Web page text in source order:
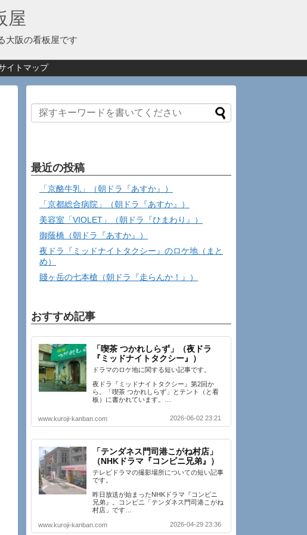
屋
大阪の看板屋です
イトマップ
最近の投稿
「京酪牛乳」（朝ドラ『あすか』）
「京都総合病院」（朝ドラ『あすか』）
美容室「VIOLET」（朝ドラ『ひまわり』）
御蔭橋（朝ドラ『あすか』）
夜ドラ『ミッドナイトタクシー』のロケ地（まと
め）
賤ヶ岳の七本槍（朝ドラ『走らんか！』）
おすすめ記事
「喫茶 つかれしらず」（夜ドラ
『ミッドナイトタクシー』）
ドラマのロケ地に関する短い記事です。
夜ドラ『ミッドナイトタクシー』第2回か
ら。「喫茶 つかれしらず」とテント（と看
板）に書かれています。…
www.kuroji-kanban.com 2026-06-02 23:21
「テンダネス門司港こがね村店」
（NHKドラマ『コンビニ兄弟』）
テレビドラマの撮影場所についての短い記事
です。
昨日放送が始まったNHKドラマ『コンビニ
兄弟』。コンビニ「テンダネス門司港こがね
村店」です…
www.kuroji-kanban.com 2026-04-29 23:36